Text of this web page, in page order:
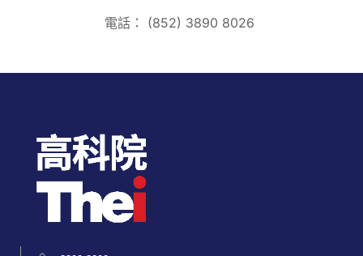
電話：
(852) 3890 8026